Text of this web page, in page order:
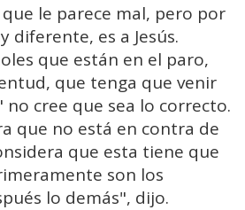
le parece mal, pero por
diferente, es a Jesús.
que están en el paro,
que tenga que venir
cree que sea lo correcto.
que no está en contra de
que esta tiene que
son los
lo demás", dijo.